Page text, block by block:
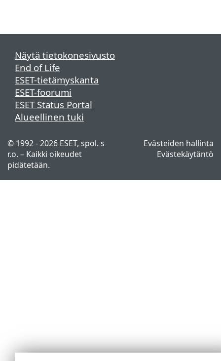
Näytä tietokonesivusto
End of Life
ESET-tietämyskanta
ESET-foorumi
ESET Status Portal
Alueellinen tuki
© 1992 - 2026 ESET, spol. s
r.o. – Kaikki oikeudet
pidätetään.
Evästeiden hallinta
Evästekäytäntö